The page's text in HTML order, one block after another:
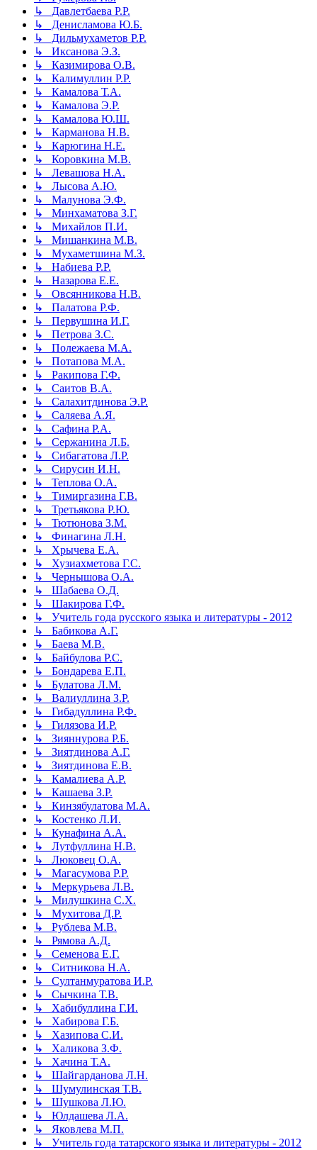
↳ Давлетбаева Р.Р.
↳ Денисламова Ю.Б.
↳ Дильмухаметов Р.Р.
↳ Иксанова Э.З.
↳ Казимирова О.В.
↳ Калимуллин Р.Р.
↳ Камалова Т.А.
↳ Камалова Э.Р.
↳ Камалова Ю.Ш.
↳ Карманова Н.В.
↳ Карюгина Н.Е.
↳ Коровкина М.В.
↳ Левашова Н.А.
↳ Лысова А.Ю.
↳ Малунова Э.Ф.
↳ Минхаматова З.Г.
↳ Михайлов П.И.
↳ Мишанкина М.В.
↳ Мухаметшина М.З.
↳ Набиева Р.Р.
↳ Назарова Е.Е.
↳ Овсянникова Н.В.
↳ Палатова Р.Ф.
↳ Первушина И.Г.
↳ Петрова З.С.
↳ Полежаева М.А.
↳ Потапова М.А.
↳ Ракипова Г.Ф.
↳ Саитов В.А.
↳ Салахитдинова Э.Р.
↳ Саляева А.Я.
↳ Сафина Р.А.
↳ Сержанина Л.Б.
↳ Сибагатова Л.Р.
↳ Сирусин И.Н.
↳ Теплова О.А.
↳ Тимиргазина Г.В.
↳ Третьякова Р.Ю.
↳ Тютюнова З.М.
↳ Финагина Л.Н.
↳ Хрычева Е.А.
↳ Хузиахметова Г.С.
↳ Чернышова О.А.
↳ Шабаева О.Д.
↳ Шакирова Г.Ф.
↳ Учитель года русского языка и литературы - 2012
↳ Бабикова А.Г.
↳ Баева М.В.
↳ Байбулова Р.С.
↳ Бондарева Е.П.
↳ Булатова Л.М.
↳ Валиуллина З.Р.
↳ Гибадуллина Р.Ф.
↳ Гилязова И.Р.
↳ Зияннурова Р.Б.
↳ Зиятдинова А.Г.
↳ Зиятдинова Е.В.
↳ Камалиева А.Р.
↳ Кашаева З.Р.
↳ Кинзябулатова М.А.
↳ Костенко Л.И.
↳ Кунафина А.А.
↳ Лутфуллина Н.В.
↳ Люковец О.А.
↳ Магасумова Р.Р.
↳ Меркурьева Л.В.
↳ Милушкина С.Х.
↳ Мухитова Д.Р.
↳ Рублева М.В.
↳ Рямова А.Д.
↳ Семенова Е.Г.
↳ Ситникова Н.А.
↳ Султанмуратова И.Р.
↳ Сычкина Т.В.
↳ Хабибуллина Г.И.
↳ Хабирова Г.Б.
↳ Хазипова С.И.
↳ Халикова З.Ф.
↳ Хачина Т.А.
↳ Шайгарданова Л.Н.
↳ Шумулинская Т.В.
↳ Шушкова Л.Ю.
↳ Юлдашева Л.А.
↳ Яковлева М.П.
↳ Учитель года татарского языка и литературы - 2012